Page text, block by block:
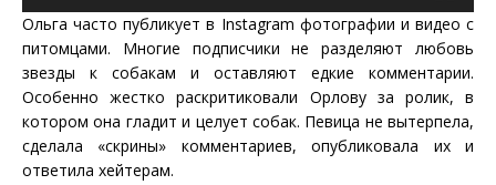
Ольга часто публикует в Instagram фотографии и видео с
питомцами. Многие подписчики не разделяют любовь
звезды к собакам и оставляют едкие комментарии.
Особенно жестко раскритиковали Орлову за ролик, в
котором она гладит и целует собак. Певица не вытерпела,
сделала «скрины» комментариев, опубликовала их и
ответила хейтерам.